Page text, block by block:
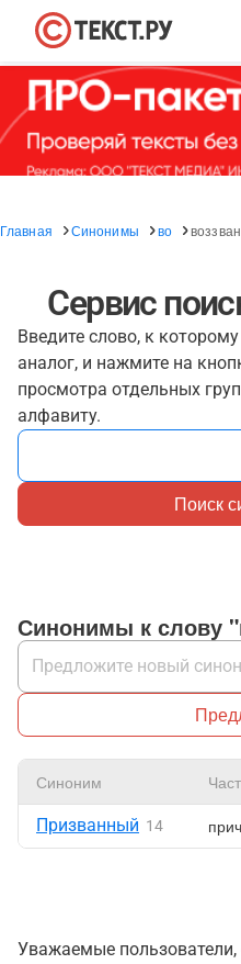
Главная Синонимы во
Сервис
Введите слово, к
аналог, и нажмите на
просмотра отдельных
алфавиту.
Поиск
Синонимы к слову
Синоним
Призванный 14
Уважаемые